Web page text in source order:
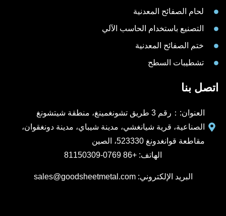
لحام الصفائح المعدنية
التصنيع باستخدام الحاسب الآلي
ختم الصفائح المعدنية
تشطيبات السطح
اتصل بنا
العنوان:：رقم 3 طريق تشونغمينغ، منطقة شيتشونغ
الصناعية، قرية شيانغشي، مدينة شيباي، مدينة دونغقوان،
مقاطعة قوانغدونغ 523330، الصين
الهاتف: +86 0769-81150309
البريد الإلكتروني: sales@goodsheetmetal.com